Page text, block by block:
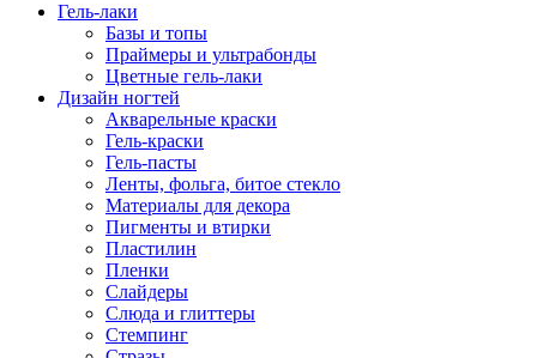
Гель-лаки
Базы и топы
Праймеры и ультрабонды
Цветные гель-лаки
Дизайн ногтей
Акварельные краски
Гель-краски
Гель-пасты
Ленты, фольга, битое стекло
Материалы для декора
Пигменты и втирки
Пластилин
Пленки
Слайдеры
Слюда и глиттеры
Стемпинг